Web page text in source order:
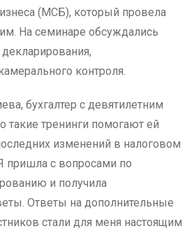
(МСБ), который провела
На семинаре обсуждались
контроля.
бухгалтер с девятилетним
такие тренинги помогают ей
изменений в налоговом
пришла с вопросами по
и получила
Ответы на дополнительные
стали для меня настоящим